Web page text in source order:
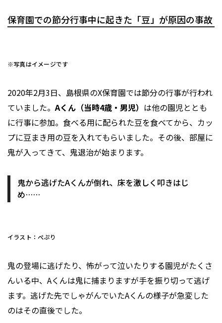
保育園での節分行事中に起きた「豆」が原因の事故
※写真はイメージです
2020年2月3日、島根県のX保育園では節分の行事が行われ
ていました。Aくん（当時4歳・男児） は他の園児ととも
に行事に参加。食べる用に配られた豆を食べてから、カッ
プに豆まき用の豆を入れてもらいました。その後、部屋に
鬼が入ってきて、鬼退治が始まります。
鬼から逃げたAくんが倒れ、床を激しく叩きはじ
め……
イラスト：ぺぷり
鬼の登場に逃げたり、怖がって泣いたりする園児がたくさ
んいる中、Aくんは鬼に捕まりますが手を振り切って逃げ
ます。逃げた先でしゃがんでいたAくんの様子が急変した
のはその直後でした。